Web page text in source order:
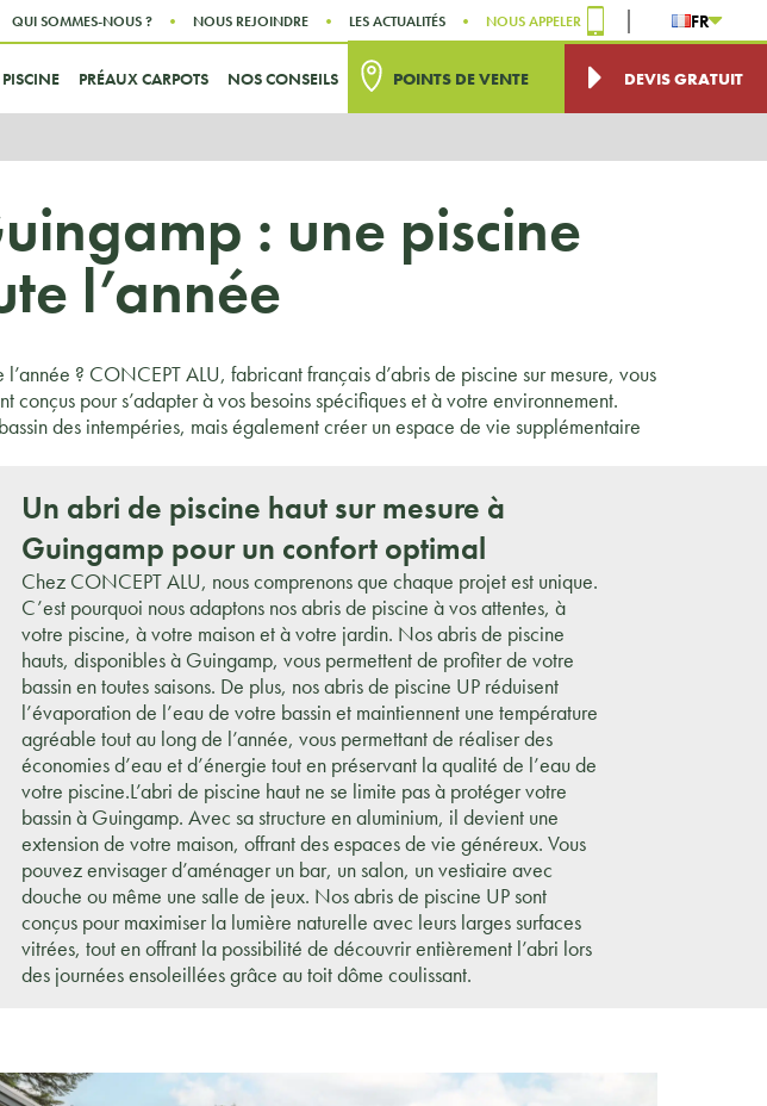
QUI SOMMES-NOUS ? NOUS REJOINDRE LES ACTUALITÉS NOUS APPELER FR
PRÉAUX CARPOTS NOS CONSEILS POINTS DE VENTE DEVIS GRATUIT
: une piscine
l’année
? CONCEPT ALU, fabricant français d’abris de piscine sur mesure, vous
pour s’adapter à vos besoins spécifiques et à votre environnement.
des intempéries, mais également créer un espace de vie supplémentaire
Un abri de piscine haut sur mesure à
Guingamp pour un confort optimal
Chez CONCEPT ALU, nous comprenons que chaque projet est unique.
C’est pourquoi nous adaptons nos abris de piscine à vos attentes, à
votre piscine, à votre maison et à votre jardin. Nos abris de piscine
hauts, disponibles à Guingamp, vous permettent de profiter de votre
bassin en toutes saisons. De plus, nos abris de piscine UP réduisent
l’évaporation de l’eau de votre bassin et maintiennent une température
agréable tout au long de l’année, vous permettant de réaliser des
économies d’eau et d’énergie tout en préservant la qualité de l’eau de
votre piscine.L’abri de piscine haut ne se limite pas à protéger votre
bassin à Guingamp. Avec sa structure en aluminium, il devient une
extension de votre maison, offrant des espaces de vie généreux. Vous
pouvez envisager d’aménager un bar, un salon, un vestiaire avec
douche ou même une salle de jeux. Nos abris de piscine UP sont
conçus pour maximiser la lumière naturelle avec leurs larges surfaces
vitrées, tout en offrant la possibilité de découvrir entièrement l’abri lors
des journées ensoleillées grâce au toit dôme coulissant.